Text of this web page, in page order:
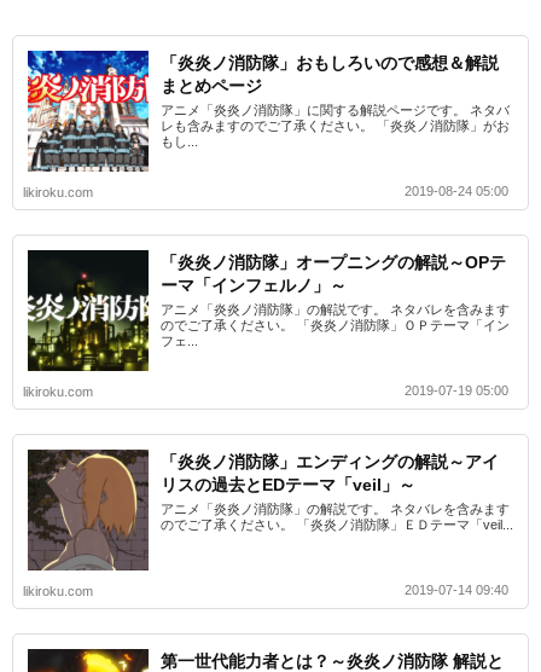
「炎炎ノ消防隊」おもしろいので感想＆解説
まとめページ
アニメ「炎炎ノ消防隊」に関する解説ページです。 ネタバ
レも含みますのでご了承ください。 「炎炎ノ消防隊」がお
もし...
likiroku.com 2019-08-24 05:00
「炎炎ノ消防隊」オープニングの解説～OPテ
ーマ「インフェルノ」～
アニメ「炎炎ノ消防隊」の解説です。 ネタバレを含みます
のでご了承ください。 「炎炎ノ消防隊」ＯＰテーマ「イン
フェ...
likiroku.com 2019-07-19 05:00
「炎炎ノ消防隊」エンディングの解説～アイ
リスの過去とEDテーマ「veil」～
アニメ「炎炎ノ消防隊」の解説です。 ネタバレを含みます
のでご了承ください。 「炎炎ノ消防隊」ＥＤテーマ「veil...
likiroku.com 2019-07-14 09:40
第一世代能力者とは？～炎炎ノ消防隊 解説と